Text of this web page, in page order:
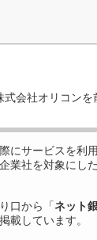
式会社オリコン
にサービスを利
業社を対象にし
口から「ネット
載しています。